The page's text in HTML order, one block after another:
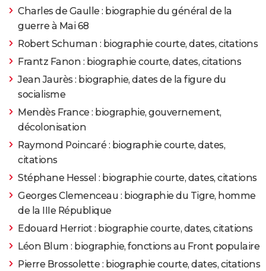
Charles de Gaulle : biographie du général de la
guerre à Mai 68
Robert Schuman : biographie courte, dates, citations
Frantz Fanon : biographie courte, dates, citations
Jean Jaurès : biographie, dates de la figure du
socialisme
Mendès France : biographie, gouvernement,
décolonisation
Raymond Poincaré : biographie courte, dates,
citations
Stéphane Hessel : biographie courte, dates, citations
Georges Clemenceau : biographie du Tigre, homme
de la IIIe République
Edouard Herriot : biographie courte, dates, citations
Léon Blum : biographie, fonctions au Front populaire
Pierre Brossolette : biographie courte, dates, citations